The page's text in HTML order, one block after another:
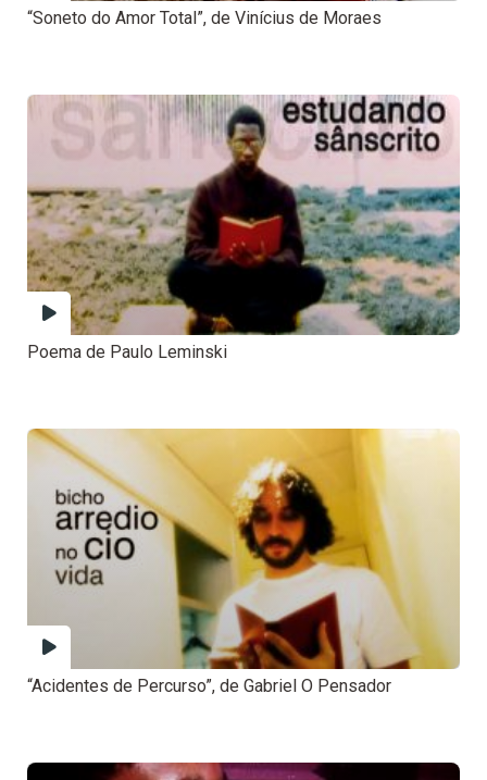
“Soneto do Amor Total”, de Vinícius de Moraes
Poema de Paulo Leminski
“Acidentes de Percurso”, de Gabriel O Pensador